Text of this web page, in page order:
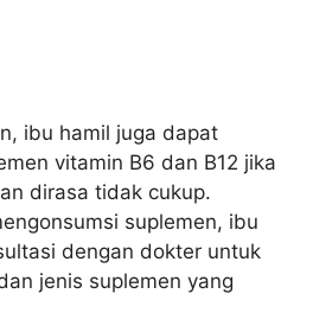
ibu hamil juga dapat
vitamin B6 dan B12 jika
dirasa tidak cukup.
suplemen, ibu
dengan dokter untuk
jenis suplemen yang